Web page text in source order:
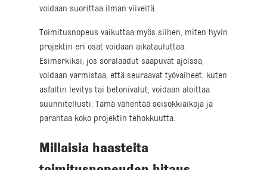
voidaan suorittaa ilman viiveitä.
Toimitusnopeus vaikuttaa myös siihen, miten hyvin
projektin eri osat voidaan aikatauluttaa.
Esimerkiksi, jos soralaadut saapuvat ajoissa,
voidaan varmistaa, että seuraavat työvaiheet, kuten
asfaltin levitys tai betonivalut, voidaan aloittaa
suunnitellusti. Tämä vähentää seisokkiaikoja ja
parantaa koko projektin tehokkuutta.
Millaisia haasteita